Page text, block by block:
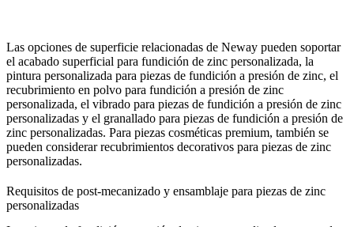
Las opciones de superficie relacionadas de Neway pueden soportar
el acabado superficial para fundición de zinc personalizada, la
pintura personalizada para piezas de fundición a presión de zinc, el
recubrimiento en polvo para fundición a presión de zinc
personalizada, el vibrado para piezas de fundición a presión de zinc
personalizadas y el granallado para piezas de fundición a presión de
zinc personalizadas. Para piezas cosméticas premium, también se
pueden considerarrecubrimientos decorativos para piezas de zinc
personalizadas.
Requisitos de post-mecanizado y ensamblaje para piezas de zinc
personalizadas